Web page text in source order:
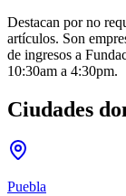
Destacan por no
artículos. Son
de ingresos a
10:30am a 4:30pm.
Ciudades
Puebla